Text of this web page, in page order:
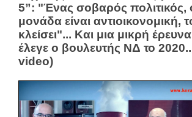
5”: "Ένας σοβαρός πολιτικός,
μονάδα είναι αντιοικονομική,
κλείσει"... Και μια μικρή
έλεγε ο βουλευτής ΝΔ το 2020...
video)